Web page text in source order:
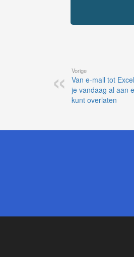
Vorige
Van e-mail tot
je vandaag al aan
kunt overlaten